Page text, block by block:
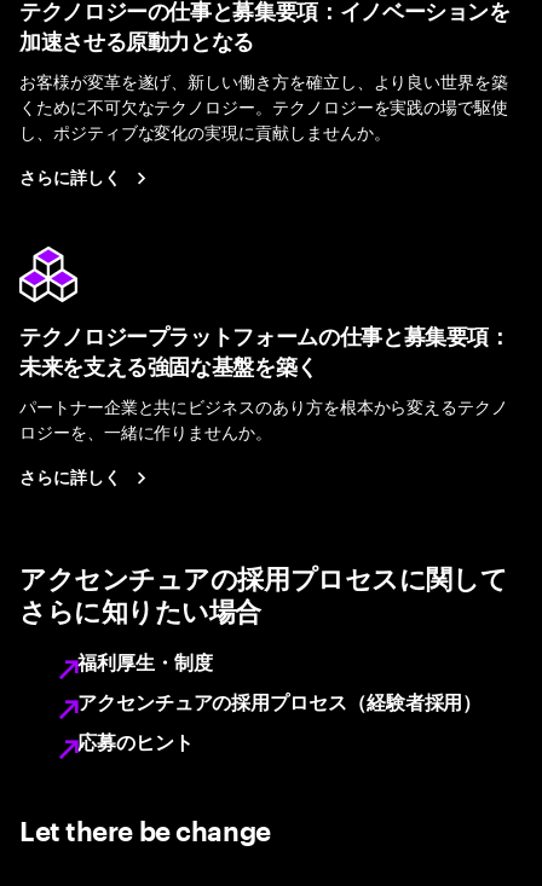
テクノロジーの仕事と募集要項：イノベーションを
加速させる原動力となる
お客様が変革を遂げ、新しい働き方を確立し、より良い世界を築
くために不可欠なテクノロジー。テクノロジーを実践の場で駆使
し、ポジティブな変化の実現に貢献しませんか。
さらに詳しく
テクノロジープラットフォームの仕事と募集要項：
未来を支える強固な基盤を築く
パートナー企業と共にビジネスのあり方を根本から変えるテクノ
ロジーを、一緒に作りませんか。
さらに詳しく
アクセンチュアの採用プロセスに関して
さらに知りたい場合
福利厚生・制度
アクセンチュアの採用プロセス（経験者採用）
応募のヒント
Let there be change